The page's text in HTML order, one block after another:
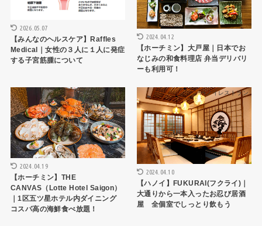
2026.05.07
【みんなのヘルスケア】Raffles
Medical｜女性の３人に１人に発症
する子宮筋腫について
2024.04.12
【ホーチミン】大戸屋｜日本でお
なじみの和食料理店 弁当デリバリ
ーも利用可！
HCMCレストラン
2024.04.19
【ホーチミン】THE
CANVAS（Lotte Hotel Saigon）
｜1区五ツ星ホテル内ダイニング
コスパ高の海鮮食べ放題！
ハノイレストラン
2024.04.10
【ハノイ】FUKURAI(フクライ)｜
大通りから一本入ったお忍び居酒
屋 全個室でしっとり飲もう